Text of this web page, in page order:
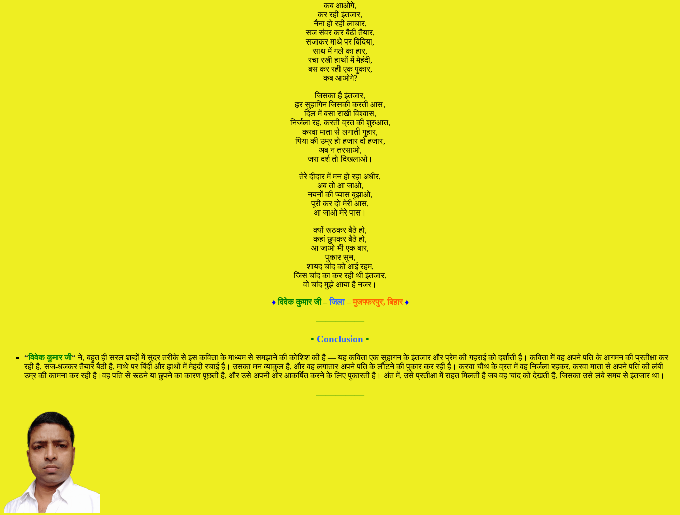
कब आओगे,
कर रही इंतजार,
नैना हो रही लाचार,
सज संवर कर बैठी तैयार,
सजाकर माथे पर बिंदिया,
साथ में गले का हार,
रचा रखी हाथों में मेहंदी,
बस कर रही एक पुकार,
कब आओगे?
जिसका है इंतजार,
हर सुहागिन जिसकी करती आस,
दिल में बसा राखी विश्वास,
निर्जला रह, करती व्रत की शुरुआत,
करवा माता से लगाती गुहार,
पिया की उम्र हो हजार दो हजार,
अब न तरसाओ,
जरा दर्श तो दिखलाओ।
तेरे दीदार में मन हो रहा अधीर,
अब तो आ जाओ,
नयनों की प्यास बुझाओ,
पूरी कर दो मेरी आस,
आ जाओ मेरे पास।
क्यों रूठकर बैठे हो,
कहां छुपकर बैठे हो,
आ जाओ भी एक बार,
पुकार सुन,
शायद चांद को आई रहम,
जिस चांद का कर रही थी इंतजार,
वो चांद मुझे आया है नजर।
♦विवेक कुमार जी –जिला– मुजफ्फरपुर, बिहार ♦
—————
• Conclusion •
“विवेक कुमार जी“ने, बहुत ही सरल शब्दों में सुंदर तरीके से इस कविता के माध्यम से समझाने की कोशिश की है — यह कविता एक सुहागन के इंतजार और प्रेम की गहराई को दर्शाती है। कविता में वह अपने पति के आगमन की प्रतीक्षा कर
रही है, सज-धजकर तैयार बैठी है, माथे पर बिंदी और हाथों में मेहंदी रचाई है। उसका मन व्याकुल है, और वह लगातार अपने पति के लौटने की पुकार कर रही है। करवा चौथ के व्रत में वह निर्जला रहकर, करवा माता से अपने पति की लंबी
उम्र की कामना कर रही है।वह पति से रूठने या छुपने का कारण पूछती है, और उसे अपनी ओर आकर्षित करने के लिए पुकारती है। अंत में, उसे प्रतीक्षा में राहत मिलती है जब वह चांद को देखती है, जिसका उसे लंबे समय से इंतजार था।
—————